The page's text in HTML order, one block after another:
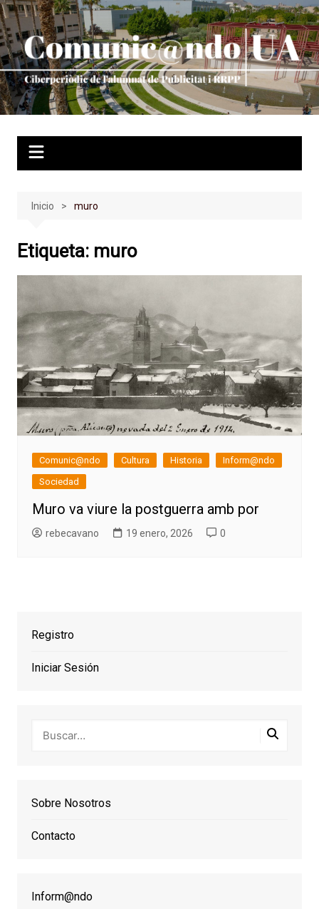
Saltar
al
contenido
Inicio muro
Etiqueta: muro
Comunic@ndo Cultura Historia
Inform@ndo
Sociedad
Muro va viure la postguerra amb por
rebecavano 19 enero, 2026 0
Registro
Iniciar Sesión
Sobre Nosotros
Contacto
Inform@ndo